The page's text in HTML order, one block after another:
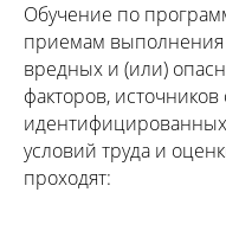
Обучение по
приемам выполнения
вредных и (или)
факторов, источников
условий труда и
проходят: